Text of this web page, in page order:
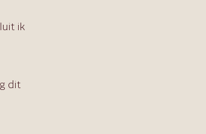
ik
dit